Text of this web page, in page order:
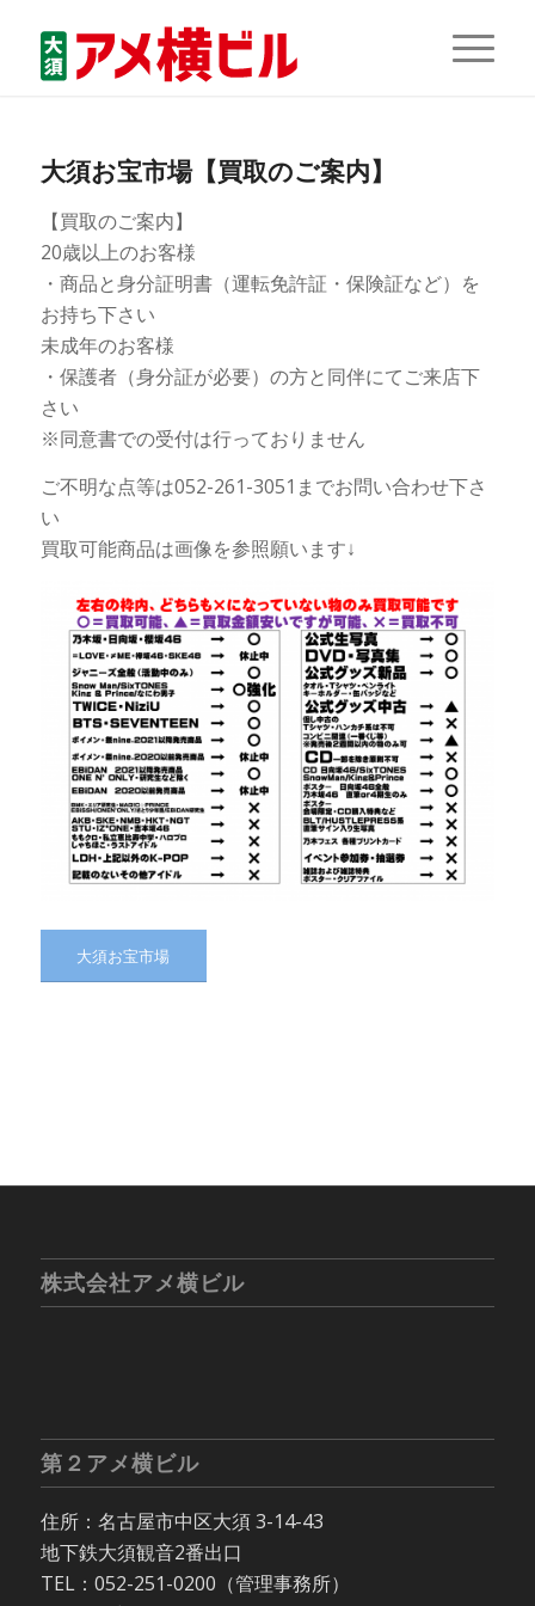
大須お宝市場【買取のご案内】
【買取のご案内】
20歳以上のお客様
・商品と身分証明書（運転免許証・保険証など）を
お持ち下さい
未成年のお客様
・保護者（身分証が必要）の方と同伴にてご来店下
さい
※同意書での受付は行っておりません
ご不明な点等は052-261-3051までお問い合わせ下さ
い
買取可能商品は画像を参照願います↓
大須お宝市場
株式会社アメ横ビル
第２アメ横ビル
住所：名古屋市中区大須 3-14-43
地下鉄大須観音2番出口
TEL：052-251-0200（管理事務所）